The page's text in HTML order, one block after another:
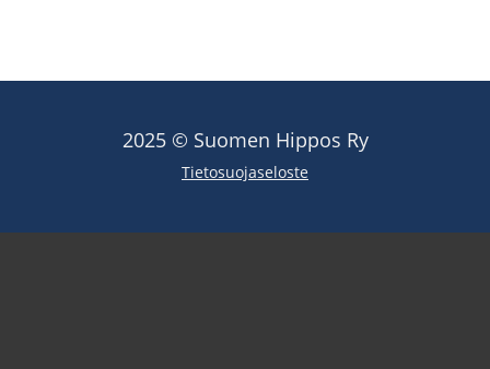
2025 © Suomen Hippos Ry
Tietosuojaseloste